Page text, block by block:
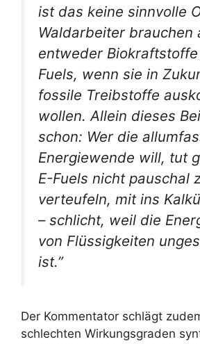
ist das keine sinnvolle
Waldarbeiter brauchen
entweder
Fuels, wenn sie in
fossile Treibstoffe
wollen. Allein dieses
schon: Wer die
Energiewende will, tut
E-Fuels nicht pauschal
verteufeln, mit ins
– schlicht, weil die
von Flüssigkeiten
ist.”
Der Kommentator schlägt
schlechten Wirkungsgraden